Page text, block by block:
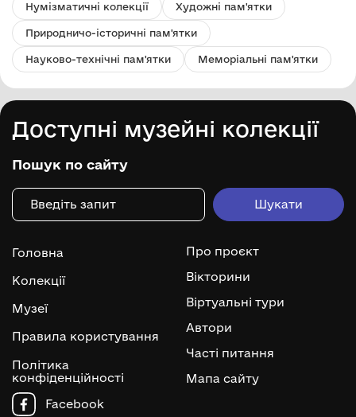
Нумізматичні колекції Художні пам'ятки
Природничо-історичні пам'ятки
Науково-технічні пам'ятки Меморіальні пам'ятки
Доступні музейні колекції
Пошук по сайту
Головна
Колекції
Музеї
Правила користування
Політика
конфіденційності
Про проєкт
Вікторини
Віртуальні тури
Автори
Часті питання
Мапа сайту
Facebook